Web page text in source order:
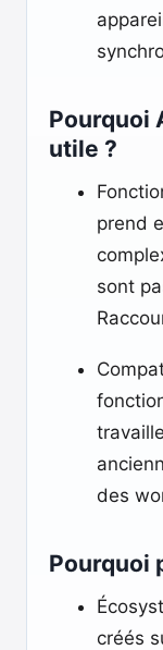
Pourquoi
utile ?
prend
sont
des
Pourquoi
créés